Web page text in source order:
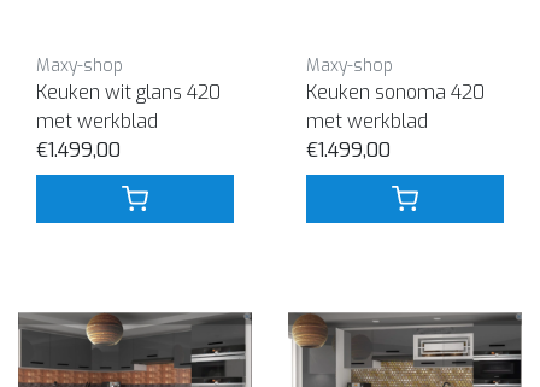
Maxy-shop
Keuken wit glans 420
met werkblad
€1.499,00
Maxy-shop
Keuken sonoma 420
met werkblad
€1.499,00